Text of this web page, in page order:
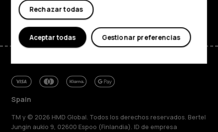
Mi cuenta
FacebookInstagram
Tiktok Youtube
Spain
TM y © 2026 HMD Global. Todos los derechos reservados. Bertel
Jungin aukio 9, 02600 Espoo (Finlandia). ID de empresa
Rechazar todas
Gestionar preferencias
Aceptar todas